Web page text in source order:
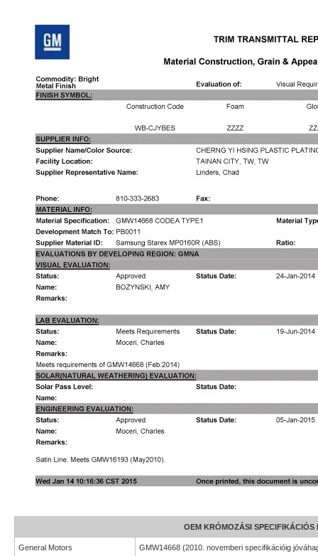
OEM KRÓMOZÁSI SPECIFIKÁCIÓS
General Motors GMW14668 (2010. novemberi specifikációig